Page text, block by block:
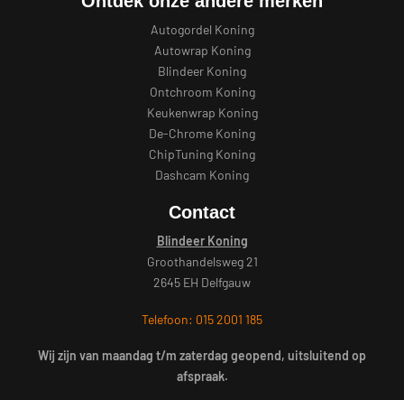
Autogordel Koning
Autowrap Koning
Blindeer Koning
Ontchroom Koning
Keukenwrap Koning
De-Chrome Koning
ChipTuning Koning
Dashcam Koning
Contact
Blindeer Koning
Groothandelsweg 21
2645 EH Delfgauw
Telefoon: 015 2001 185
Wij zijn van maandag t/m zaterdag geopend, uitsluitend op
afspraak.